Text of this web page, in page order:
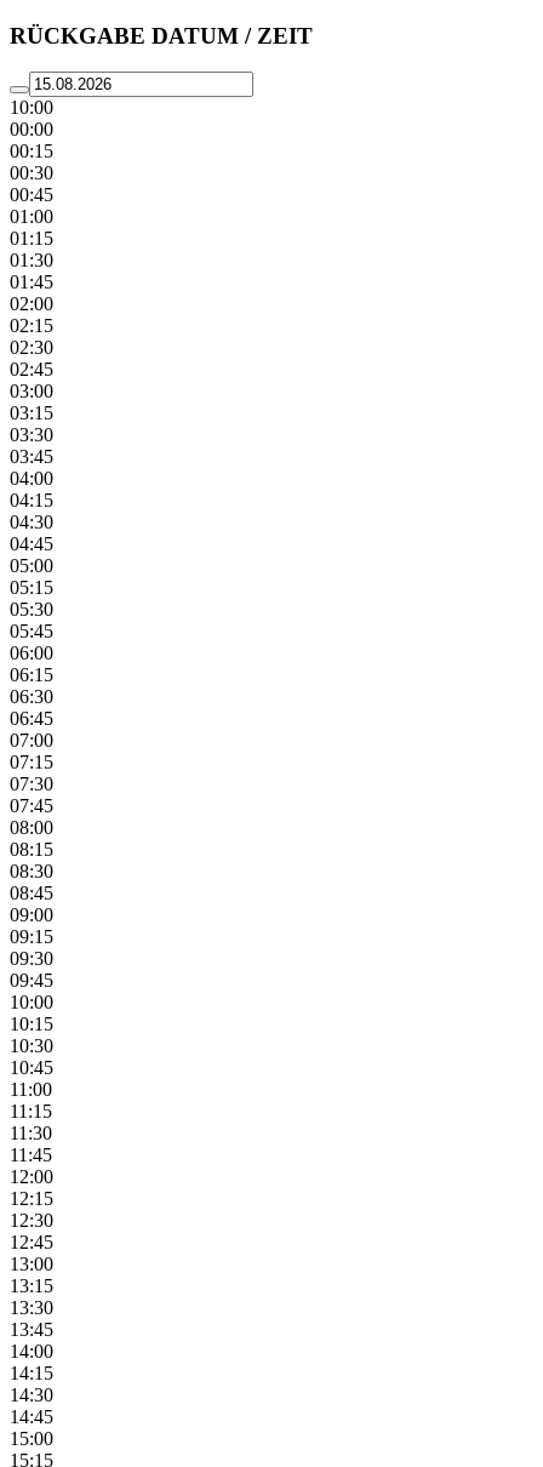
RÜCKGABE DATUM / ZEIT
10:00
00:00
00:15
00:30
00:45
01:00
01:15
01:30
01:45
02:00
02:15
02:30
02:45
03:00
03:15
03:30
03:45
04:00
04:15
04:30
04:45
05:00
05:15
05:30
05:45
06:00
06:15
06:30
06:45
07:00
07:15
07:30
07:45
08:00
08:15
08:30
08:45
09:00
09:15
09:30
09:45
10:00
10:15
10:30
10:45
11:00
11:15
11:30
11:45
12:00
12:15
12:30
12:45
13:00
13:15
13:30
13:45
14:00
14:15
14:30
14:45
15:00
15:15